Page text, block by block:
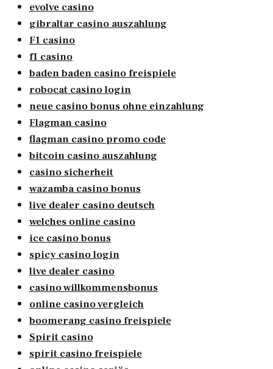
evolve casino
gibraltar casino auszahlung
F1 casino
f1 casino
baden baden casino freispiele
robocat casino login
neue casino bonus ohne einzahlung
Flagman casino
flagman casino promo code
bitcoin casino auszahlung
casino sicherheit
wazamba casino bonus
live dealer casino deutsch
welches online casino
ice casino bonus
spicy casino login
live dealer casino
casino willkommensbonus
online casino vergleich
boomerang casino freispiele
Spirit casino
spirit casino freispiele